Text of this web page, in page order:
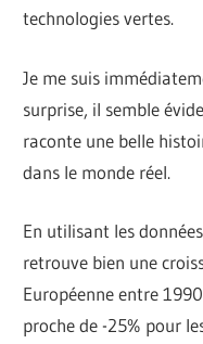
technologies vertes.
Je me suis
surprise, il semble
raconte une belle
dans le monde réel.
En utilisant les
retrouve bien une
Européenne entre
proche de -25% pour